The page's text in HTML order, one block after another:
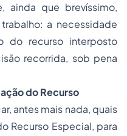
ainda que brevíssimo,
a necessidade
do recurso interposto
recorrida, sob pena
do Recurso
antes mais nada, quais
Recurso Especial, para